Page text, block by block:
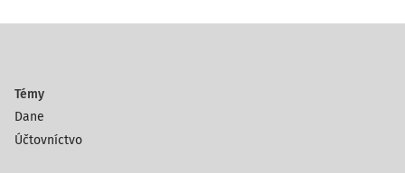
Témy
Dane
Účtovníctvo